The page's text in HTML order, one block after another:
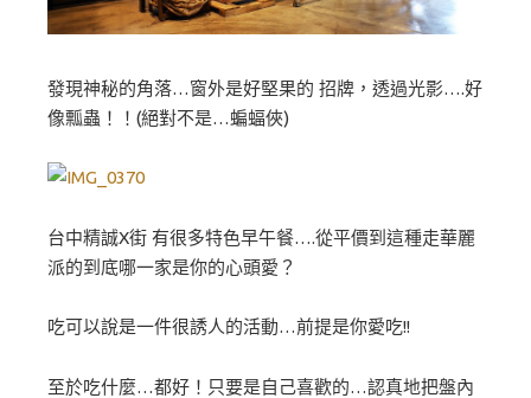
發現神秘的角落…窗外是好堅果的 招牌，透過光影….好
像瓢蟲！！(絕對不是…蝙蝠俠)
台中精誠X街 有很多特色早午餐….從平價到這種走華麗
派的到底哪一家是你的心頭愛？
吃可以說是一件很誘人的活動…前提是你愛吃!!
至於吃什麼…都好！只要是自己喜歡的…認真地把盤內